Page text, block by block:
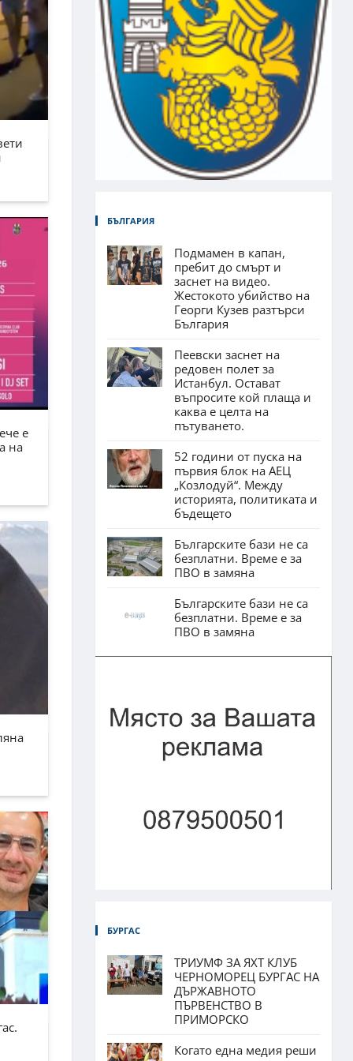
е
на
БЪЛГАРИЯ
Подмамен в капан,
пребит до смърт и
заснет на видео.
Жестокото убийство на
Георги Кузев разтърси
България
Пеевски заснет на
редовен полет за
Истанбул. Остават
въпросите кой плаща и
каква е целта на
пътуването.
52 години от пуска на
първия блок на АЕЦ
„Козлодуй“. Между
историята, политиката и
бъдещето
Българските бази не са
безплатни. Време е за
ПВО в замяна
Българските бази не са
безплатни. Време е за
ПВО в замяна
БУРГАС
ТРИУМФ ЗА ЯХТ КЛУБ
ЧЕРНОМОРЕЦ БУРГАС НА
ДЪРЖАВНОТО
ПЪРВЕНСТВО В
ПРИМОРСКО
Когато една медия реши